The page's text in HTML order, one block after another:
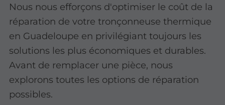
Nous nous efforçons d'optimiser le coût de la
réparation de votre tronçonneuse thermique
en Guadeloupe en privilégiant toujours les
solutions les plus économiques et durables.
Avant de remplacer une pièce, nous
explorons toutes les options de réparation
possibles.